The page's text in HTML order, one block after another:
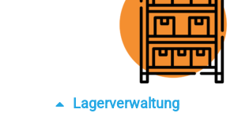
Lagerverwaltung